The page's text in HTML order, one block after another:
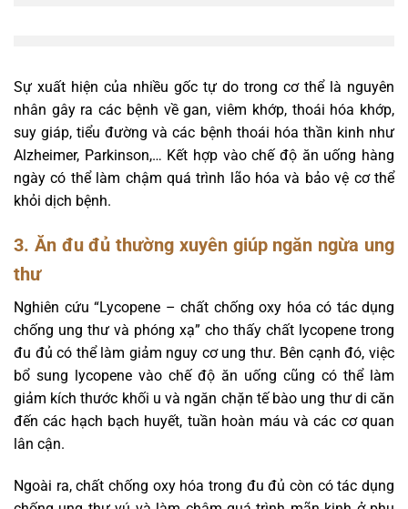
Sự xuất hiện của nhiều gốc tự do trong cơ thể là nguyên
nhân gây ra các bệnh về gan, viêm khớp, thoái hóa khớp,
suy giáp, tiểu đường và các bệnh thoái hóa thần kinh như
Alzheimer, Parkinson,… Kết hợp vào chế độ ăn uống hàng
ngày có thể làm chậm quá trình lão hóa và bảo vệ cơ thể
khỏi dịch bệnh.
3. Ăn đu đủ thường xuyên giúp ngăn ngừa ung
thư
Nghiên cứu “Lycopene – chất chống oxy hóa có tác dụng
chống ung thư và phóng xạ” cho thấy chất lycopene trong
đu đủ có thể làm giảm nguy cơ ung thư. Bên cạnh đó, việc
bổ sung lycopene vào chế độ ăn uống cũng có thể làm
giảm kích thước khối u và ngăn chặn tế bào ung thư di căn
đến các hạch bạch huyết, tuần hoàn máu và các cơ quan
lân cận.
Ngoài ra, chất chống oxy hóa trong đu đủ còn có tác dụng